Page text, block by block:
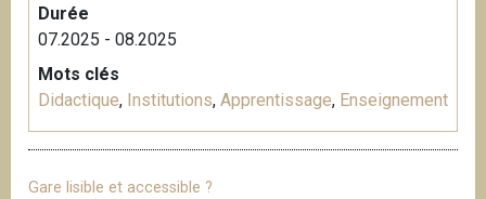
Durée
07.2025 - 08.2025
Mots clés
Didactique, Institutions, Apprentissage, Enseignement
Gare lisible et accessible ?